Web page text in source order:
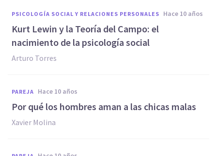
PSICOLOGÍA SOCIAL Y RELACIONES PERSONALES hace 10 años
​Kurt Lewin y la Teoría del Campo: el
nacimiento de la psicología social
Arturo Torres
PAREJA hace 10 años
Por qué los hombres aman a las chicas malas
Xavier Molina